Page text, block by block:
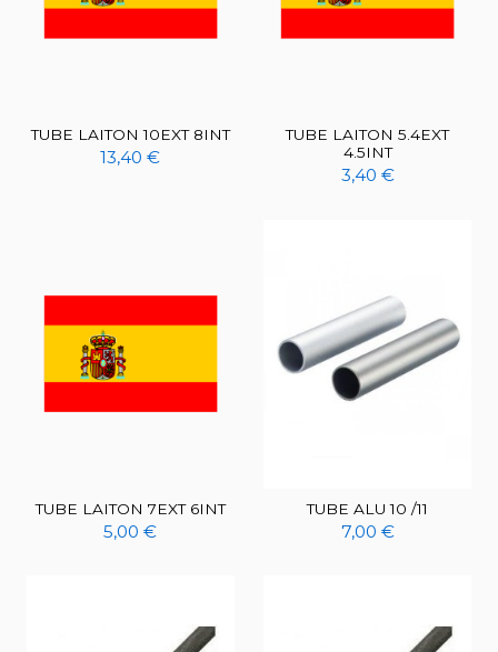
TUBE LAITON 10EXT 8INT
13,40 €
TUBE LAITON 5.4EXT
4.5INT
3,40 €
TUBE LAITON 7EXT 6INT
5,00 €
TUBE ALU 10 /11
7,00 €